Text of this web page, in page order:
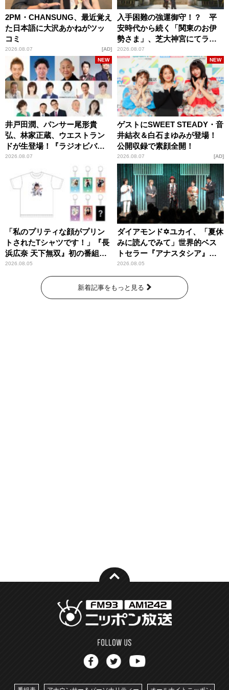
2PM・CHANSUNG、最近覚え
た日本語に大沢あかねがツッ
コミ
2026.08.07 AD
入手困難の強運御守！？ 平
安時代から続く「関東のお伊
勢さま」、芝大神宮にてラン
パンプスが合格祈願！
2026.08.07
井戸田潤、パンサー尾形貴
弘、林家正蔵、ウエストラン
ドが生登場！『ラジオビバリ
ー昼ズ』
2026.08.07
NEW
ゲストにSWEET STEADY・音
井結衣＆白石まゆみが登場！
公開収録で素顔全開！
2026.08.07
NEW
AD
「私のプリティな顔がプリン
トされたTシャツです！」『長
浜広奈 天下無双』初の番組グ
ッズ発売
2026.08.05
ダイアモンド✡ユカイ、「夏休
みに読んでみて」世界的ベス
トセラー『アナスタシア』を
紹介
2026.08.05
新着記事をもっと見る